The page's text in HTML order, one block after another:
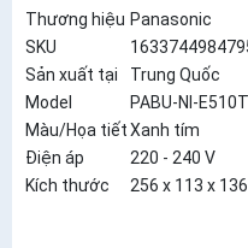
Thương hiệu Panasonic
SKU
Sản xuất tại
Trung Quốc
Model
PABU-NI-
Màu/Họa tiếtXanh tím
Điện áp
220 - 240 V
Kích thước
256 x 113 x